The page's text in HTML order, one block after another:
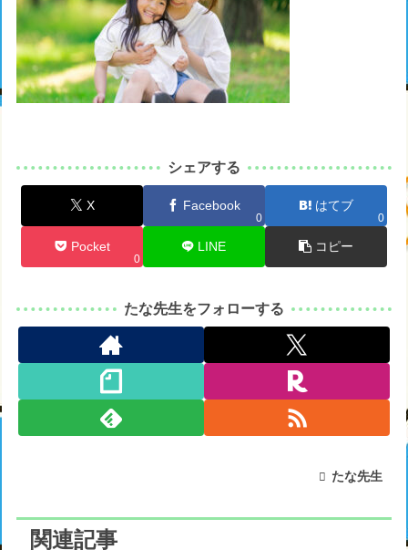
シェアする
X Facebook
0
はてブ
0
Pocket
0
LINE コピー
たな先生をフォローする
たな先生
関連記事